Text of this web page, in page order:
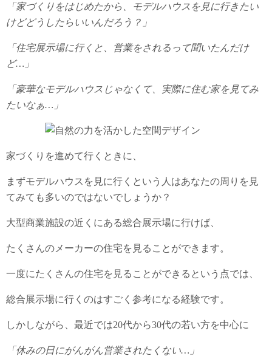
「家づくりをはじめたから、モデルハウスを見に行きたい
けどどうしたらいいんだろう？」
「住宅展示場に行くと、営業をされるって聞いたんだけ
ど…」
「豪華なモデルハウスじゃなくて、実際に住む家を見てみ
たいなぁ…」
家づくりを進めて行くときに、
まずモデルハウスを見に行くという人はあなたの周りを見
てみても多いのではないでしょうか？
大型商業施設の近くにある総合展示場に行けば、
たくさんのメーカーの住宅を見ることができます。
一度にたくさんの住宅を見ることができるという点では、
総合展示場に行くのはすごく参考になる経験です。
しかしながら、最近では20代から30代の若い方を中心に
「休みの日にがんがん営業されたくない…」